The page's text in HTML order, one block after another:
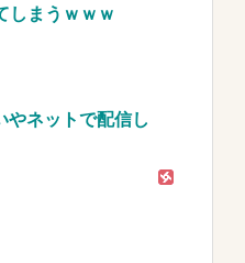
しまうｗｗｗ
やネットで配信し